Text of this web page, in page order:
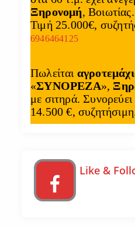
Ξηρονομή,
Τιμή 25.000€,
6946464125
Πωλείται
«ΣΥΝΟΡΕΖΑ»,
με σιτηρά.
14.500 €,
Like &